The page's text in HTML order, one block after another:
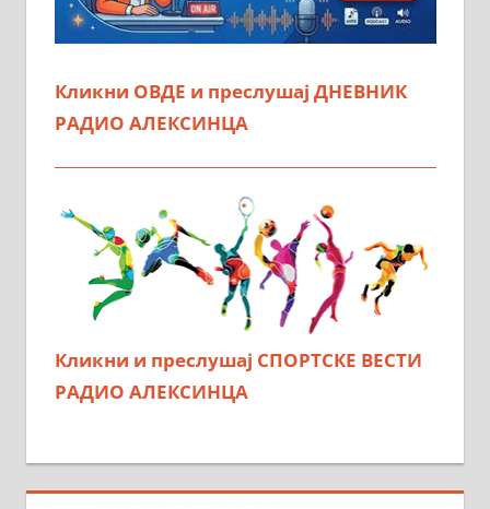
Кликни ОВДЕ и преслушај ДНЕВНИК
РАДИО АЛЕКСИНЦА
Кликни и преслушај СПОРТСКЕ ВЕСТИ
РАДИО АЛЕКСИНЦА